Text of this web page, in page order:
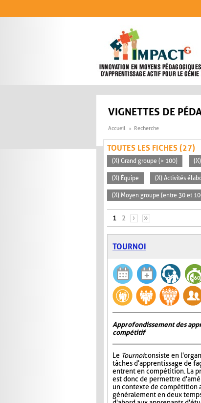
VIGNETTES DE
Accueil Recherche
TOUTES LES FICHES (27)
(X) Grand groupe (> 100)
(X) Équipe (X) Activités
(X) Moyen groupe (entre 30 et
PAGES
1 2 › »
TOURNOI
Approfondissement des
compétitif
Le Tournoiconsiste en
tâches d'apprentissage de
entrent en compétition. La
est donc de permettre
un contexte de compétition
généralement en deux